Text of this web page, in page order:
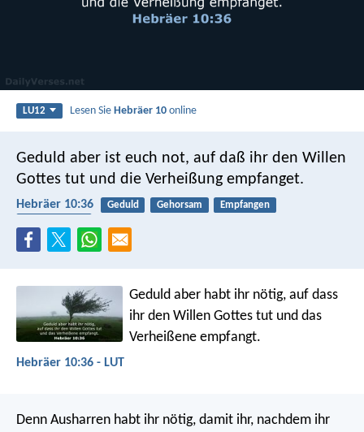
LU12 Lesen SieHebräer 10 online
Geduld aber ist euch not, auf daß ihr den Willen
Gottes tut und die Verheißung empfanget.
Hebräer 10:36 Geduld Gehorsam
Empfangen
Geduld aber habt ihr nötig, auf dass
ihr den Willen Gottes tut und das
Verheißene empfangt.
Hebräer 10:36 - LUT
Denn Ausharren habt ihr nötig, damit ihr, nachdem ihr